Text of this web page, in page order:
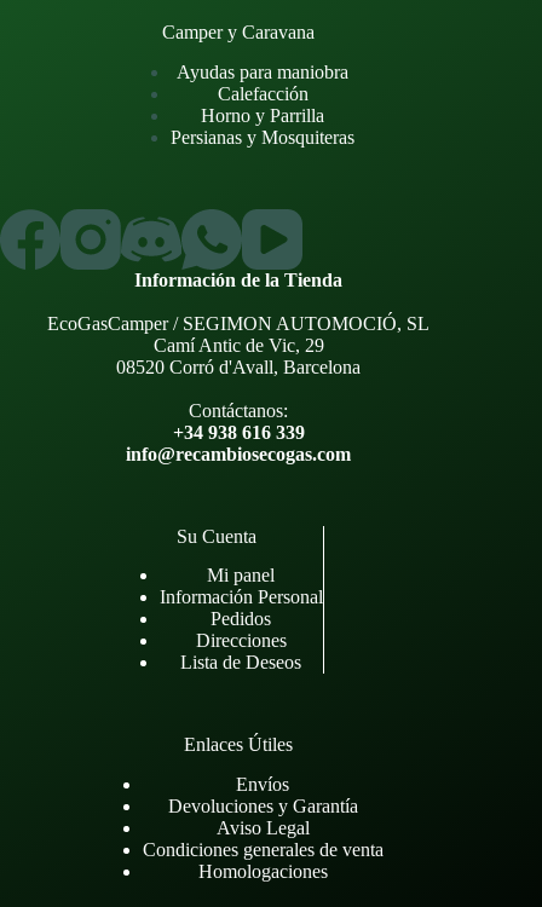
Camper y Caravana
Ayudas para maniobra
Calefacción
Horno y Parrilla
Persianas y Mosquiteras
Información de la Tienda
EcoGasCamper / SEGIMON AUTOMOCIÓ, SL
Camí Antic de Vic, 29
08520 Corró d'Avall, Barcelona
Contáctanos:
+34 938 616 339
info@recambiosecogas.com
Su Cuenta
Mi panel
Información Personal
Pedidos
Direcciones
Lista de Deseos
Enlaces Útiles
Envíos
Devoluciones y Garantía
Aviso Legal
Condiciones generales de venta
Homologaciones